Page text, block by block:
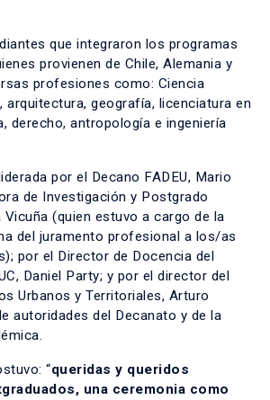
que integraron los programas
provienen de Chile, Alemania y
profesiones como: Ciencia
arquitectura, geografía, licenciatura en
derecho, antropología e ingeniería
por el Decano FADEU, Mario
de Investigación y Postgrado
Vicuña (quien estuvo a cargo de la
del juramento profesional a los/as
por el Director de Docencia del
Daniel Party; y por el director del
Urbanos y Territoriales, Arturo
autoridades del Decanato y de la
“queridas y queridos
una ceremonia como